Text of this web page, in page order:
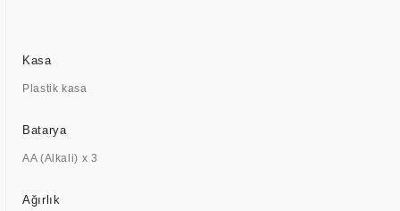
Kasa
Plastik kasa
Batarya
AA (Alkali) x 3
Ağırlık